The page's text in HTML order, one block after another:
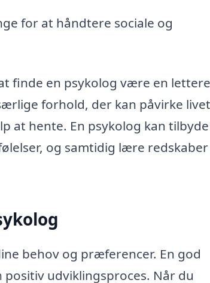
for at håndtere sociale og
finde en psykolog være en lettere
forhold, der kan påvirke
at hente. En psykolog kan
og samtidig lære
behov og præferencer. En god
udviklingsproces. Når du